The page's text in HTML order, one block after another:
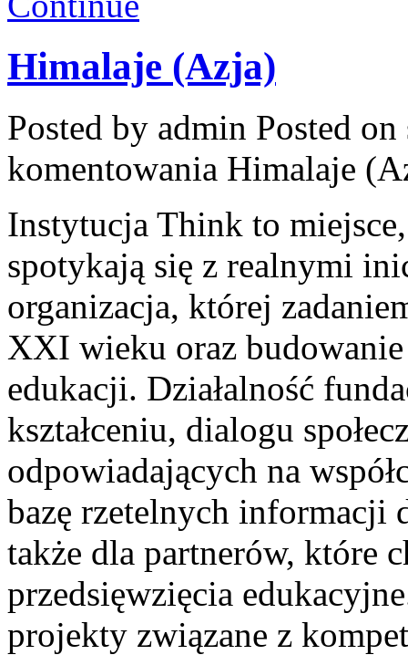
Himalaje (Azja)
Posted by admin Posted
komentowania Himalaje
Instytucja Think to
spotykają się z realnymi
organizacja, której
XXI wieku oraz budowanie
edukacji. Działalność
kształceniu, dialogu
odpowiadających na
bazę rzetelnych informacji
także dla partnerów, które
przedsięwzięcia
projekty związane z